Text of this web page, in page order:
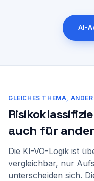
AI-
GLEICHES THEMA,
auch für
Die KI-VO-Logik ist
vergleichbar, nur
unterscheiden sich.